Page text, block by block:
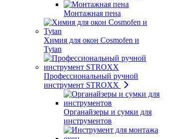
Монтажная пена
Химия для окон Cosmofen и
Tytan
Профессиональный ручной
инструмент STROXX
Органайзеры и сумки для
инструментов